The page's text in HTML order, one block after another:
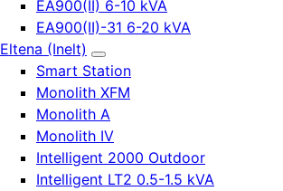
EA900(II) 6-10 kVA
EA900(II)-31 6-20 kVA
Eltena (Inelt)
Smart Station
Monolith XFM
Monolith A
Monolith IV
Intelligent 2000 Outdoor
Intelligent LT2 0.5-1.5 kVA